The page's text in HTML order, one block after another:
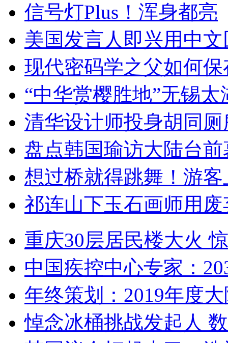
信号灯Plus！浑身都亮
美国发言人即兴用中
现代密码学之父如何
“中华赏樱胜地”无锡
清华设计师投身胡同
盘点韩国瑜访大陆台
想过桥就得跳舞！游客
祁连山下玉石画师用
重庆30层居民楼大火
中国疾控中心专家：
年终策划：2019年度
悼念冰桶挑战发起人